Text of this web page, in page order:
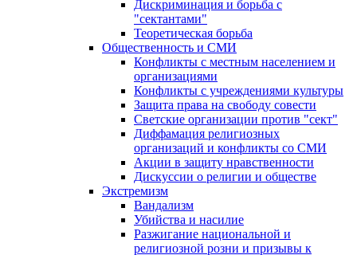
Дискриминация и борьба с
"сектантами"
Теоретическая борьба
Общественность и СМИ
Конфликты с местным населением и
организациями
Конфликты с учреждениями культуры
Защита права на свободу совести
Светские организации против "сект"
Диффамация религиозных
организаций и конфликты со СМИ
Акции в защиту нравственности
Дискуссии о религии и обществе
Экстремизм
Вандализм
Убийства и насилие
Разжигание национальной и
религиозной розни и призывы к